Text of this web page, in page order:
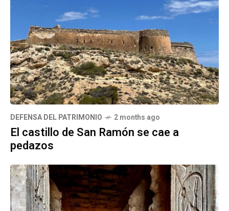
CORTIJO DEL FRAILE
MORISCOS
EGIPTOLOGÍA
ASOCIACIONES
AMIGOS DE LA ALCAZABA DE ALMERÍA
BANDERAS NEGRAS
MUSEO DE ALMERIA
CASTILLOS
FOTOGRAFÍA
MUSICA
ASOCIACIONES DE PATRIMONIO HISTÓRICO
CONFERENCIAS
VISITAS GUIADAS
LA ALCAZABA QUE QUEREMOS
PINGURUCHO
AAAA
AYUNTAMIENTO DE ALMERÍA
ALCAZABA DE ALMERÍA
CENTRO ANDALUZ DE LA FOTOGRAFÍA
PREMIOS
ECOLOGÍA
LOS MILLARES MURALLAS
BANDERAS NEGRAS EN LA MURALLA DE JAYRÁN
MUSEOS DE TERQUE
CONTACTO